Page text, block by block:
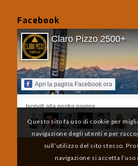
Facebook
Claro Pizzo 2500+
Apri la pagina Facebook ora
Iscriviti alla nostra pagina
Questo sito fa uso di cookie per
navigazione degli utenti e per
sull’utilizzo del sito stesso.
navigazione si accetta